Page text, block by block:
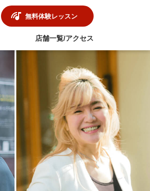
無料体験レッスン
店舗一覧/アクセス